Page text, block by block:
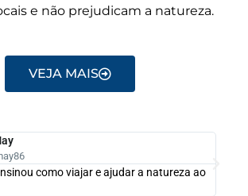
e não prejudicam a natureza.
VEJA MAIS
como viajar e ajudar a natureza ao